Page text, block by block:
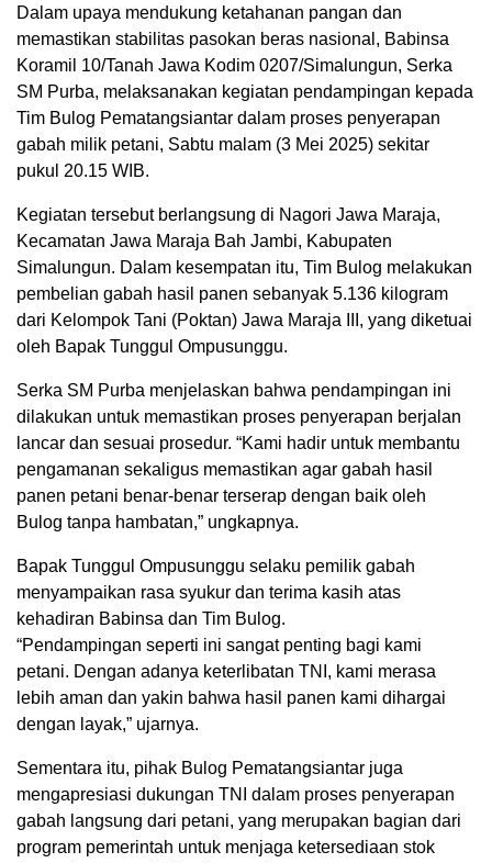
Dalam upaya mendukung ketahanan pangan dan
memastikan stabilitas pasokan beras nasional, Babinsa
Koramil 10/Tanah Jawa Kodim 0207/Simalungun, Serka
SM Purba, melaksanakan kegiatan pendampingan kepada
Tim Bulog Pematangsiantar dalam proses penyerapan
gabah milik petani, Sabtu malam (3 Mei 2025) sekitar
pukul 20.15 WIB.
Kegiatan tersebut berlangsung di Nagori Jawa Maraja,
Kecamatan Jawa Maraja Bah Jambi, Kabupaten
Simalungun. Dalam kesempatan itu, Tim Bulog melakukan
pembelian gabah hasil panen sebanyak 5.136 kilogram
dari Kelompok Tani (Poktan) Jawa Maraja III, yang diketuai
oleh Bapak Tunggul Ompusunggu.
Serka SM Purba menjelaskan bahwa pendampingan ini
dilakukan untuk memastikan proses penyerapan berjalan
lancar dan sesuai prosedur. “Kami hadir untuk membantu
pengamanan sekaligus memastikan agar gabah hasil
panen petani benar-benar terserap dengan baik oleh
Bulog tanpa hambatan,” ungkapnya.
Bapak Tunggul Ompusunggu selaku pemilik gabah
menyampaikan rasa syukur dan terima kasih atas
kehadiran Babinsa dan Tim Bulog.
“Pendampingan seperti ini sangat penting bagi kami
petani. Dengan adanya keterlibatan TNI, kami merasa
lebih aman dan yakin bahwa hasil panen kami dihargai
dengan layak,” ujarnya.
Sementara itu, pihak Bulog Pematangsiantar juga
mengapresiasi dukungan TNI dalam proses penyerapan
gabah langsung dari petani, yang merupakan bagian dari
program pemerintah untuk menjaga ketersediaan stok